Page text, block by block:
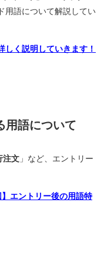
用語について解説してい
く説明していきます！
用語について
注文 」など、エントリー
エントリー後の用語特